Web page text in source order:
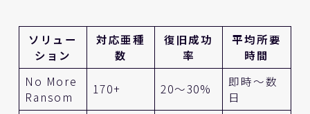
ソリュー
ション
対応亜種
数
復旧成功
率
平均所要
時間
No More
Ransom
170+ 20〜30%
即時～数
日